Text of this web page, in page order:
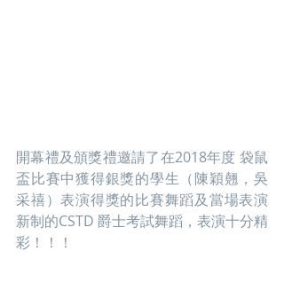
開幕禮及頒獎禮邀請了在2018年度 袋鼠
盃比賽中獲得銀獎的學生（陳穎翹，吳
采禧）表演得獎的比賽舞蹈及當場表演
新制的CSTD 爵士考試舞蹈，表演十分精
彩！！！